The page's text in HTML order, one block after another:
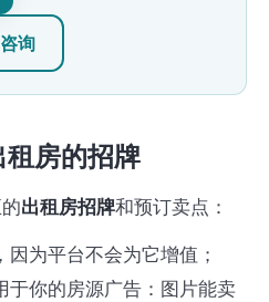
询
房的招牌
出租房招牌和预订卖点：
，因为平台不会为它增值；
于你的房源广告：图片能卖